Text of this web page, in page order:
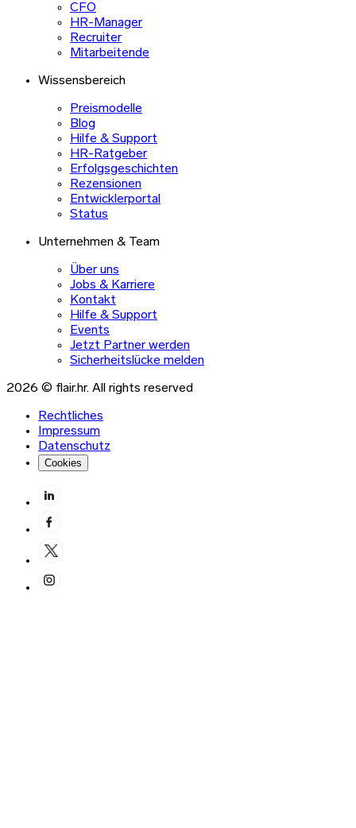
CFO
HR-Manager
Recruiter
Mitarbeitende
Wissensbereich
Preismodelle
Blog
Hilfe & Support
HR-Ratgeber
Erfolgsgeschichten
Rezensionen
Entwicklerportal
Status
Unternehmen & Team
Über uns
Jobs & Karriere
Kontakt
Hilfe & Support
Events
Jetzt Partner werden
Sicherheitslücke melden
2026 © flair.hr. All rights reserved
Rechtliches
Impressum
Datenschutz
Cookies